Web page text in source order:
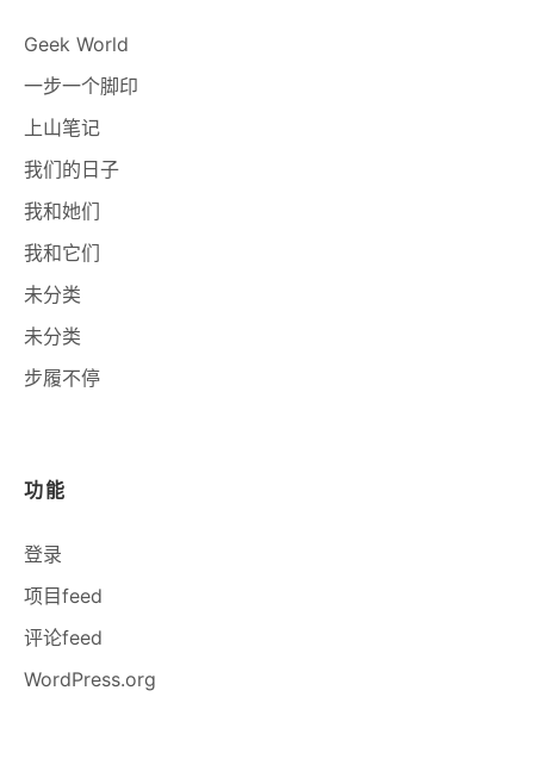
Geek World
一步一个脚印
上山笔记
我们的日子
我和她们
我和它们
未分类
未分类
步履不停
功能
登录
项目feed
评论feed
WordPress.org